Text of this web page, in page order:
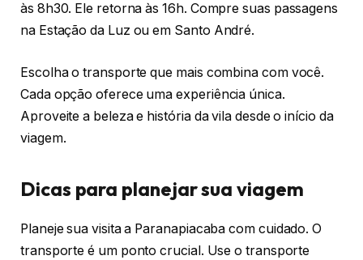
às 8h30. Ele retorna às 16h. Compre suas passagens
na Estação da Luz ou em Santo André.
Escolha o transporte que mais combina com você.
Cada opção oferece uma experiência única.
Aproveite a beleza e história da vila desde o início da
viagem.
Dicas para planejar sua viagem
Planeje sua visita a Paranapiacaba com cuidado. O
transporte é um ponto crucial. Use o transporte